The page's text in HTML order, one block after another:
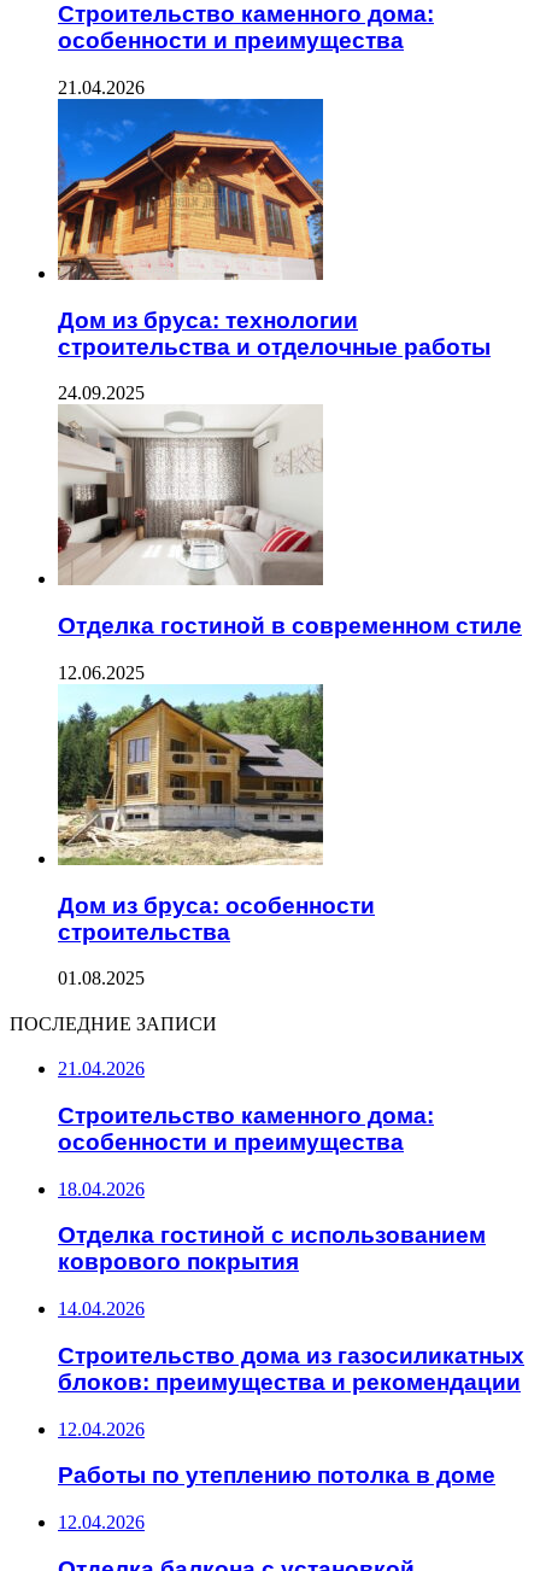
Строительство каменного дома:
особенности и преимущества
21.04.2026
Дом из бруса: технологии
строительства и отделочные работы
24.09.2025
Отделка гостиной в современном стиле
12.06.2025
Дом из бруса: особенности
строительства
01.08.2025
ПОСЛЕДНИЕ ЗАПИСИ
21.04.2026
Строительство каменного дома:
особенности и преимущества
18.04.2026
Отделка гостиной с использованием
коврового покрытия
14.04.2026
Строительство дома из газосиликатных
блоков: преимущества и рекомендации
12.04.2026
Работы по утеплению потолка в доме
12.04.2026